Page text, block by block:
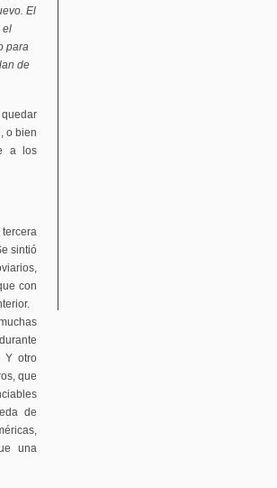
El
el
para
de
o bien
a los
sintió
con
Y otro
que
de
una